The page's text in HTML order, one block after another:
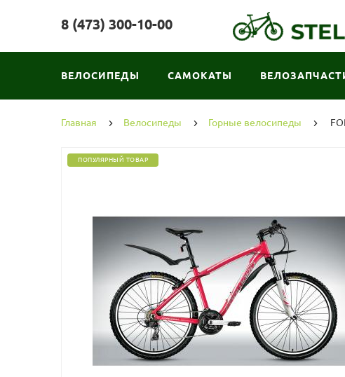
8 (473) 300-10-00
ВЕЛОСИПЕДЫ САМОКАТЫ
Главная Велосипеды Горные велосипеды
ПОПУЛЯРНЫЙ ТОВАР